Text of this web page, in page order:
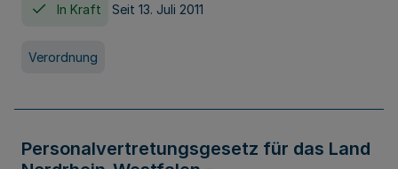
In Kraft Seit 13. Juli 2011
Verordnung
Personalvertretungsgesetz für das Land